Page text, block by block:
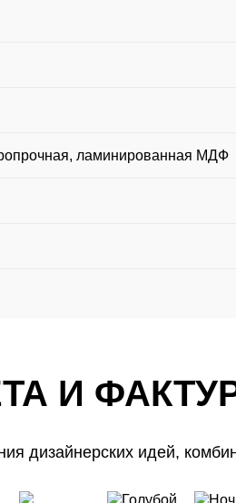
ламинированная МДФ
И
дизайнерских идей,
И
10%